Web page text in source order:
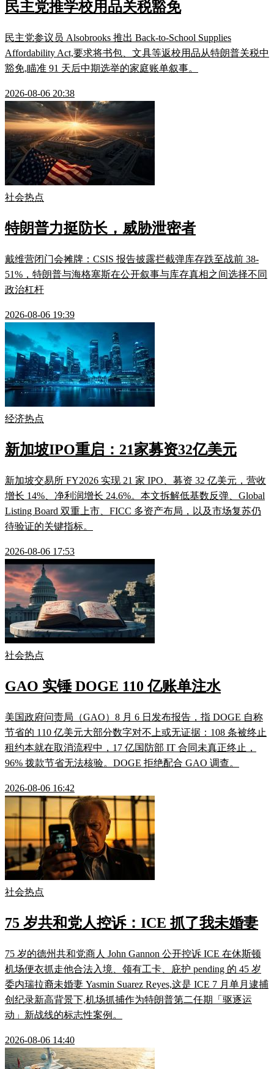
民主党推学校用品关税豁免
民主党参议员 Alsobrooks 推出 Back-to-School Supplies
Affordability Act,要求将书包、文具等返校用品从特朗普关税中
豁免,瞄准 91 天后中期选举的家庭账单叙事。
2026-08-06 20:38
社会热点
特朗普力挺防长，威胁泄密者
戴维营闭门会摊牌：CSIS 报告披露拦截弹库存跌至战前 38-
51%，特朗普与海格塞斯在公开叙事与库存真相之间选择不同
政治杠杆
2026-08-06 19:39
经济热点
新加坡IPO重启：21家募资32亿美元
新加坡交易所 FY2026 实现 21 家 IPO、募资 32 亿美元，营收
增长 14%、净利润增长 24.6%。本文拆解低基数反弹、Global
Listing Board 双重上市、FICC 多资产布局，以及市场复苏仍
待验证的关键指标。
2026-08-06 17:53
社会热点
GAO 实锤 DOGE 110 亿账单注水
美国政府问责局（GAO）8 月 6 日发布报告，指 DOGE 自称
节省的 110 亿美元大部分数字对不上或无证据：108 条被终止
租约本就在取消流程中，17 亿国防部 IT 合同未真正终止，
96% 拨款节省无法核验。DOGE 拒绝配合 GAO 调查。
2026-08-06 16:42
社会热点
75 岁共和党人控诉：ICE 抓了我未婚妻
75 岁的德州共和党商人 John Gannon 公开控诉 ICE 在休斯顿
机场便衣抓走他合法入境、领有工卡、庇护 pending 的 45 岁
委内瑞拉裔未婚妻 Yasmin Suarez Reyes,这是 ICE 7 月单月逮捕
创纪录新高背景下,机场抓捕作为特朗普第二任期「驱逐运
动」新战线的标志性案例。
2026-08-06 14:40